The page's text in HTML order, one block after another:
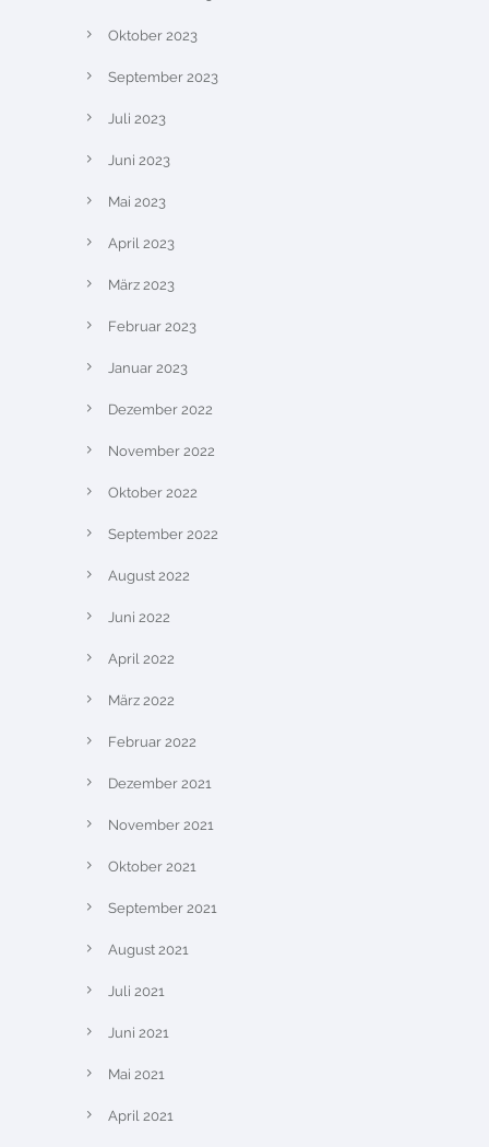
Oktober 2023
September 2023
Juli 2023
Juni 2023
Mai 2023
April 2023
März 2023
Februar 2023
Januar 2023
Dezember 2022
November 2022
Oktober 2022
September 2022
August 2022
Juni 2022
April 2022
März 2022
Februar 2022
Dezember 2021
November 2021
Oktober 2021
September 2021
August 2021
Juli 2021
Juni 2021
Mai 2021
April 2021